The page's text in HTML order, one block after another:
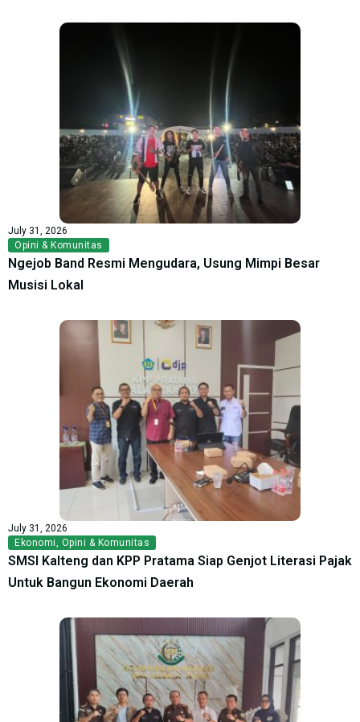
July 31, 2026
Opini & Komunitas
Ngejob Band Resmi Mengudara, Usung Mimpi Besar
Musisi Lokal
July 31, 2026
Ekonomi, Opini & Komunitas
SMSI Kalteng dan KPP Pratama Siap Genjot Literasi Pajak
Untuk Bangun Ekonomi Daerah